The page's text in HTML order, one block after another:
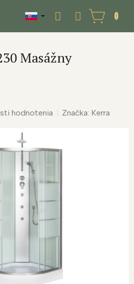
NÁKUPNÝ
KOŠÍK
Masážny
hodnotenia Značka: Kerra